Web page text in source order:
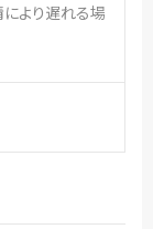
より遅れる場